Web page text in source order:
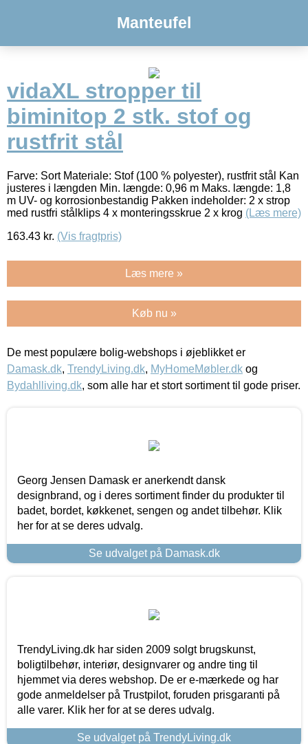
Manteufel
vidaXL stropper til
biminitop 2 stk. stof og
rustfrit stål
Farve: Sort Materiale: Stof (100 % polyester), rustfrit stål Kan
justeres i længden Min. længde: 0,96 m Maks. længde: 1,8
m UV- og korrosionbestandig Pakken indeholder: 2 x strop
med rustfri stålklips 4 x monteringsskrue 2 x krog (Læs mere)
163.43 kr. (Vis fragtpris)
Læs mere »
Køb nu »
De mest populære bolig-webshops i øjeblikket er
Damask.dk, TrendyLiving.dk, MyHomeMøbler.dk og
Bydahlliving.dk, som alle har et stort sortiment til gode priser.
Georg Jensen Damask er anerkendt dansk
designbrand, og i deres sortiment finder du produkter til
badet, bordet, køkkenet, sengen og andet tilbehør. Klik
her for at se deres udvalg.
Se udvalget på Damask.dk
TrendyLiving.dk har siden 2009 solgt brugskunst,
boligtilbehør, interiør, designvarer og andre ting til
hjemmet via deres webshop. De er e-mærkede og har
gode anmeldelser på Trustpilot, foruden prisgaranti på
alle varer. Klik her for at se deres udvalg.
Se udvalget på TrendyLiving.dk